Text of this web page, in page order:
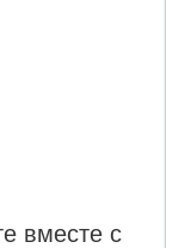
вместе с